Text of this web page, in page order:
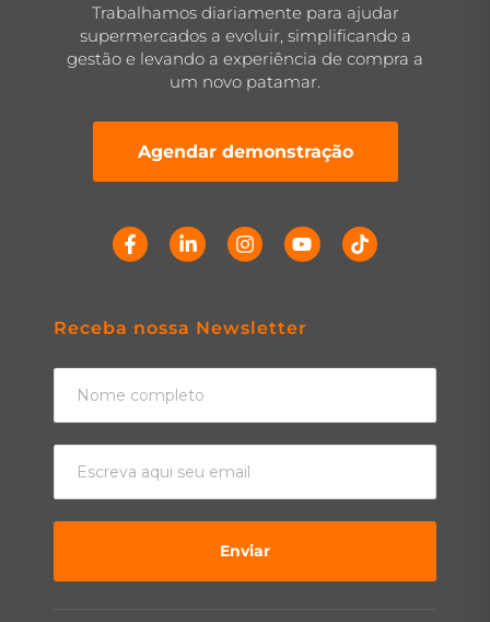
Trabalhamos diariamente para ajudar
supermercados a evoluir, simplificando a
gestão e levando a experiência de compra a
um novo patamar.
Agendar demonstração
Receba nossa Newsletter
Enviar